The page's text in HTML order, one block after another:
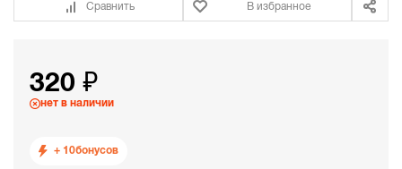
Сравнить В избранное
320 ₽
нет в наличии
+ 10бонусов